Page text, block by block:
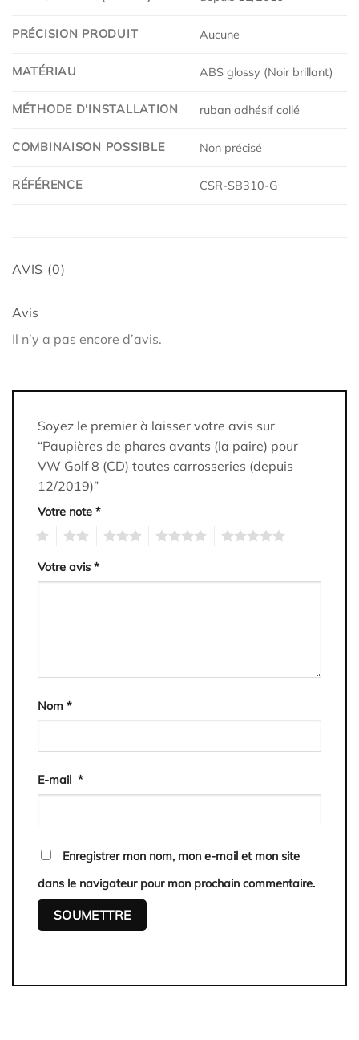
PRÉCISION PRODUIT Aucune
MATÉRIAU ABS glossy (Noir brillant)
MÉTHODE D'INSTALLATION ruban adhésif collé
COMBINAISON POSSIBLE Non précisé
RÉFÉRENCE CSR-SB310-G
AVIS (0)
Avis
Il n’y a pas encore d’avis.
Soyez le premier à laisser votre avis sur
“Paupières de phares avants (la paire) pour
VW Golf 8 (CD) toutes carrosseries (depuis
12/2019)”
Votre note *
Votre avis *
Nom *
E-mail *
Enregistrer mon nom, mon e-mail et mon site
dans le navigateur pour mon prochain commentaire.